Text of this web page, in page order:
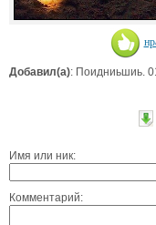
Добавил(а): Поидниьшиь.
Имя или ник:
Комментарий: